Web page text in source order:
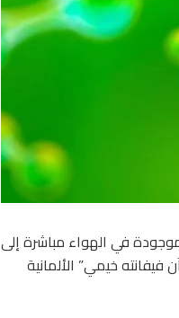
في الهواء مباشرة إلى
فيفانته خيمي” الألمانية